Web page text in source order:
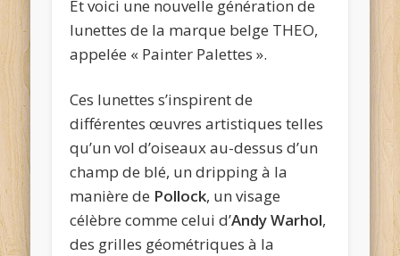
Et voici une nouvelle génération de
lunettes de la marque belge THEO,
appelée « Painter Palettes ».
Ces lunettes s’inspirent de
différentes œuvres artistiques telles
qu’un vol d’oiseaux au-dessus d’un
champ de blé, un dripping à la
manière de Pollock, un visage
célèbre comme celui d’Andy Warhol,
des grilles géométriques à la